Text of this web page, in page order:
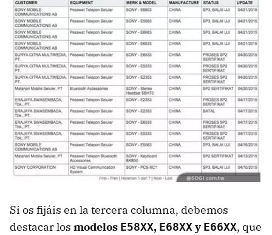
Si os fijáis en la tercera columna, debemos
destacar los modelos E58XX, E68XXyE66XX, que